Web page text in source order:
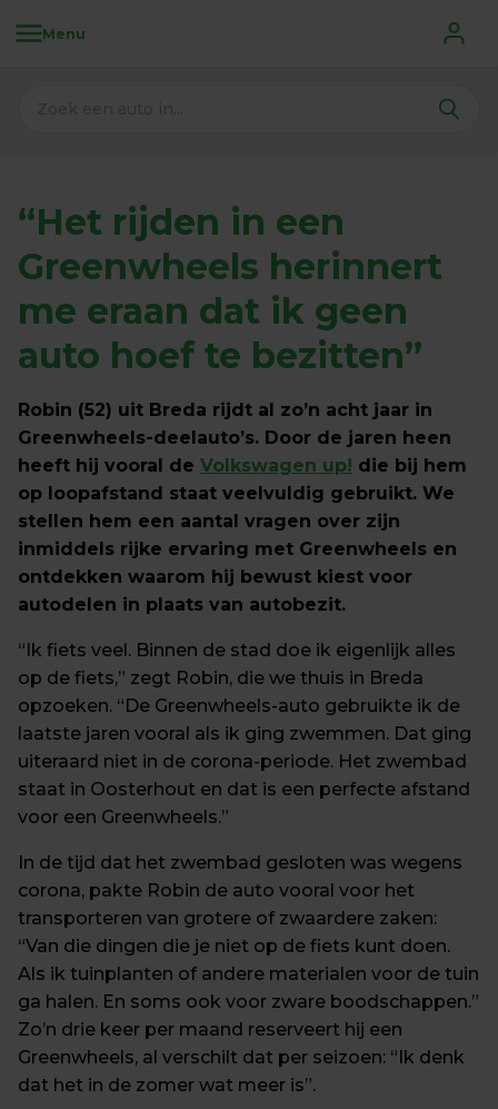
Menu
“Het rijden in een
Greenwheels herinnert
me eraan dat ik geen
auto hoef te bezitten”
Robin (52) uit Breda rijdt al zo’n acht jaar in
Greenwheels-deelauto’s. Door de jaren heen
heeft hij vooral de Volkswagen up! die bij hem
op loopafstand staat veelvuldig gebruikt. We
stellen hem een aantal vragen over zijn
inmiddels rijke ervaring met Greenwheels en
ontdekken waarom hij bewust kiest voor
autodelen in plaats van autobezit.
“Ik fiets veel. Binnen de stad doe ik eigenlijk alles
op de fiets,” zegt Robin, die we thuis in Breda
opzoeken. “De Greenwheels-auto gebruikte ik de
laatste jaren vooral als ik ging zwemmen. Dat ging
uiteraard niet in de corona-periode. Het zwembad
staat in Oosterhout en dat is een perfecte afstand
voor een Greenwheels.”
In de tijd dat het zwembad gesloten was wegens
corona, pakte Robin de auto vooral voor het
transporteren van grotere of zwaardere zaken:
“Van die dingen die je niet op de fiets kunt doen.
Als ik tuinplanten of andere materialen voor de tuin
ga halen. En soms ook voor zware boodschappen.”
Zo’n drie keer per maand reserveert hij een
Greenwheels, al verschilt dat per seizoen: “Ik denk
dat het in de zomer wat meer is”.